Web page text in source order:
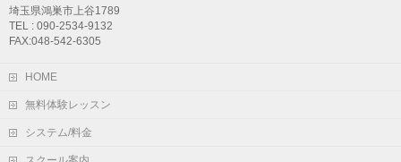
埼玉県鴻巣市上谷1789
TEL : 090-2534-9132
FAX:048-542-6305
HOME
無料体験レッスン
システム/料金